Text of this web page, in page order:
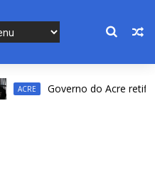
ACRE Governo do Acre retifica